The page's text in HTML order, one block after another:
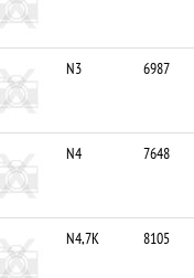
N3 6987
N4 7648
N4,7K 8105